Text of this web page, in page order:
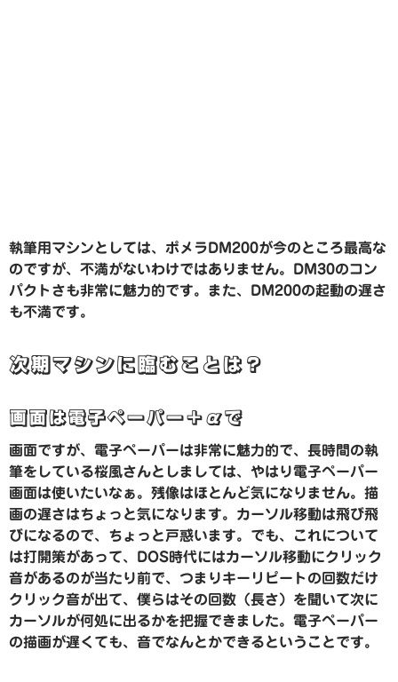
執筆用マシンとしては、ポメラDM200が今のところ最高な
のですが、不満がないわけではありません。DM30のコン
パクトさも非常に魅力的です。また、DM200の起動の遅さ
も不満です。
次期マシンに臨むことは？
画面は電子ペーパー＋αで
画面ですが、電子ペーパーは非常に魅力的で、長時間の執
筆をしている桜風さんとしましては、やはり電子ペーパー
画面は使いたいなぁ。残像はほとんど気になりません。描
画の遅さはちょっと気になります。カーソル移動は飛び飛
びになるので、ちょっと戸惑います。でも、これについて
は打開策があって、DOS時代にはカーソル移動にクリック
音があるのが当たり前で、つまりキーリピートの回数だけ
クリック音が出て、僕らはその回数（長さ）を聞いて次に
カーソルが何処に出るかを把握できました。電子ペーパー
の描画が遅くても、音でなんとかできるということです。